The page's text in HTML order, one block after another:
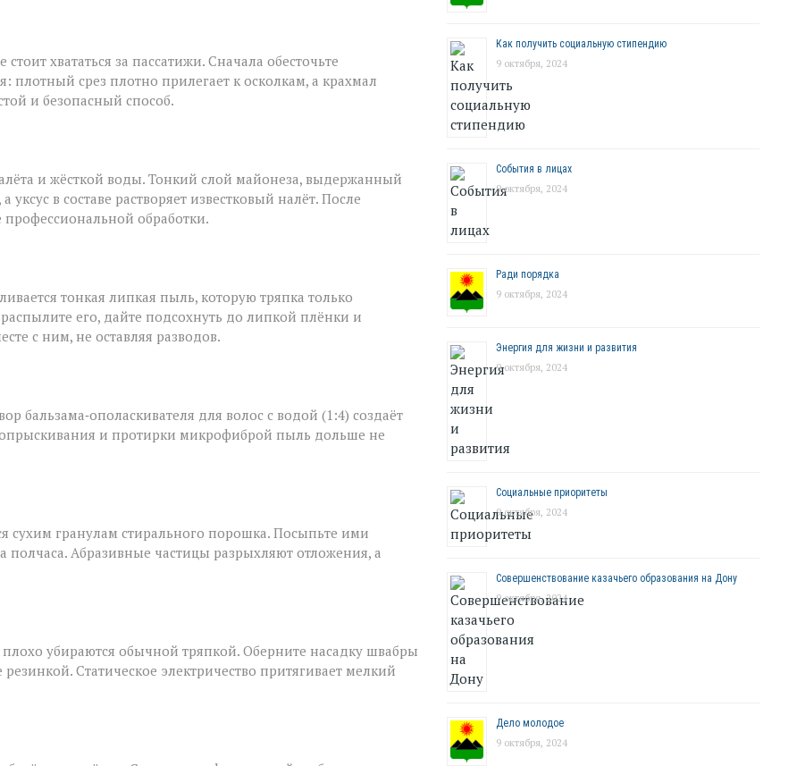
хвататься за пассатижи. Сначала обесточьте
плотный срез плотно прилегает к осколкам, а крахмал
и безопасный способ.
и жёсткой воды. Тонкий слой майонеза, выдержанный
в составе растворяет известковый налёт. После
профессиональной обработки.
тонкая липкая пыль, которую тряпка только
его, дайте подсохнуть до липкой плёнки и
с ним, не оставляя разводов.
бальзама‑ополаскивателя для волос с водой (1:4) создаёт
опрыскивания и протирки микрофиброй пыль дольше не
сухим гранулам стирального порошка. Посыпьте ими
полчаса. Абразивные частицы разрыхляют отложения, а
убираются обычной тряпкой. Оберните насадку швабры
Статическое электричество притягивает мелкий
Как получить социальную стипендию
9 октября, 2024
События в лицах
9 октября, 2024
Ради порядка
9 октября, 2024
Энергия для жизни и развития
9 октября, 2024
Социальные приоритеты
9 октября, 2024
Совершенствование казачьего образования на Дону
9 октября, 2024
Дело молодое
9 октября, 2024